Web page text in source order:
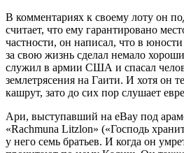
В комментариях к своему лоту он
считает, что ему гарантировано
частности, он написал, что в
за свою жизнь сделал немало
служил в армии США и спасал
землетрясения на Гаити. И хотя он
кашрут, зато до сих пор слушает
Ари, выступавший на eBay под
«Rachmuna Litzlon» («Господь
у него семь братьев. И когда он